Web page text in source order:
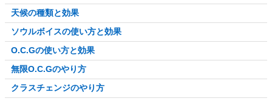
天候の種類と効果
ソウルボイスの使い方と効果
O.C.Gの使い方と効果
無限O.C.Gのやり方
クラスチェンジのやり方